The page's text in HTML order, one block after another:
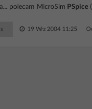
polecam MicroSim PSpice
19 Wrz 2004 11:25